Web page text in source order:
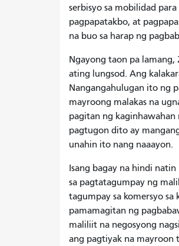
serbisyo sa mobilidad
pagpapatakbo, at
na buo sa harap ng
Ngayong taon pa lamang,
ating lungsod. Ang
Nangangahulugan ito ng
mayroong malakas na
pagitan ng
pagtugon dito ay
unahin ito nang naaayon.
Isang bagay na hindi
sa pagtatagumpay ng
tagumpay sa komersyo
pamamagitan ng
maliliit na negosyong
ang pagtiyak na mayroon